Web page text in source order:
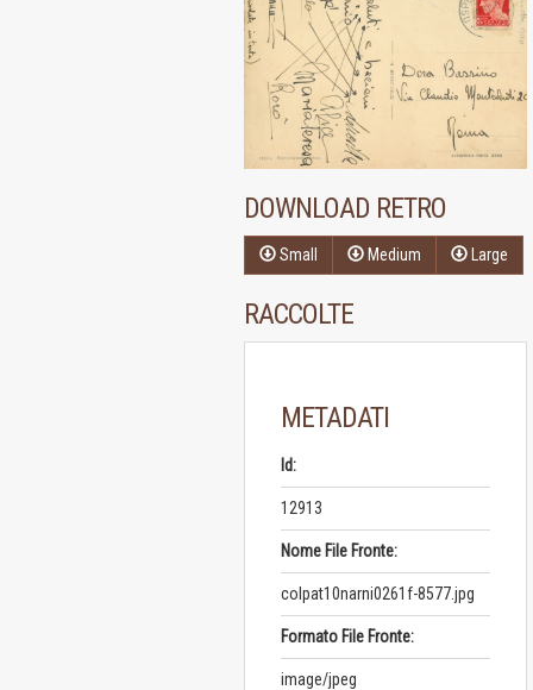
DOWNLOAD RETRO
Small Medium Large
RACCOLTE
METADATI
Id:
12913
Nome File Fronte:
colpat10narni0261f-8577.jpg
Formato File Fronte:
image/jpeg